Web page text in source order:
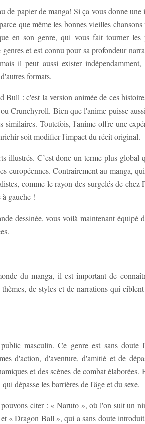
papier de manga! Si ça vous donne
que même les bonnes vieilles
en son genre, qui vous fait tourner
et est connu pour sa profondeur
il peut aussi exister indépendamment,
formats.
: c'est la version animée de ces
Crunchyroll. Bien que l'anime puisse
similaires. Toutefois, l'anime offre une
soit modifier l'impact du récit original.
illustrés. C’est donc un terme plus global
européennes. Contrairement au manga,
comme le rayon des surgelés de
gauche !
dessinée, vous voilà maintenant équipé
du manga, il est important de
de styles et de narrations qui
masculin. Ce genre est sans doute
d'action, d'aventure, d'amitié et de
et des scènes de combat
dépasse les barrières de l'âge et du sexe.
citer : « Naruto », où l'on suit un
« Dragon Ball », qui a sans doute